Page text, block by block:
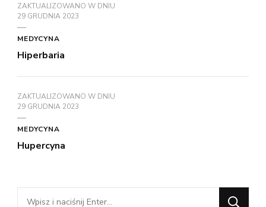
ZAKTUALIZOWANO W DNIU
29 GRUDNIA 2023
MEDYCYNA
Hiperbaria
ZAKTUALIZOWANO W DNIU
29 GRUDNIA 2023
MEDYCYNA
Hupercyna
Szukasz